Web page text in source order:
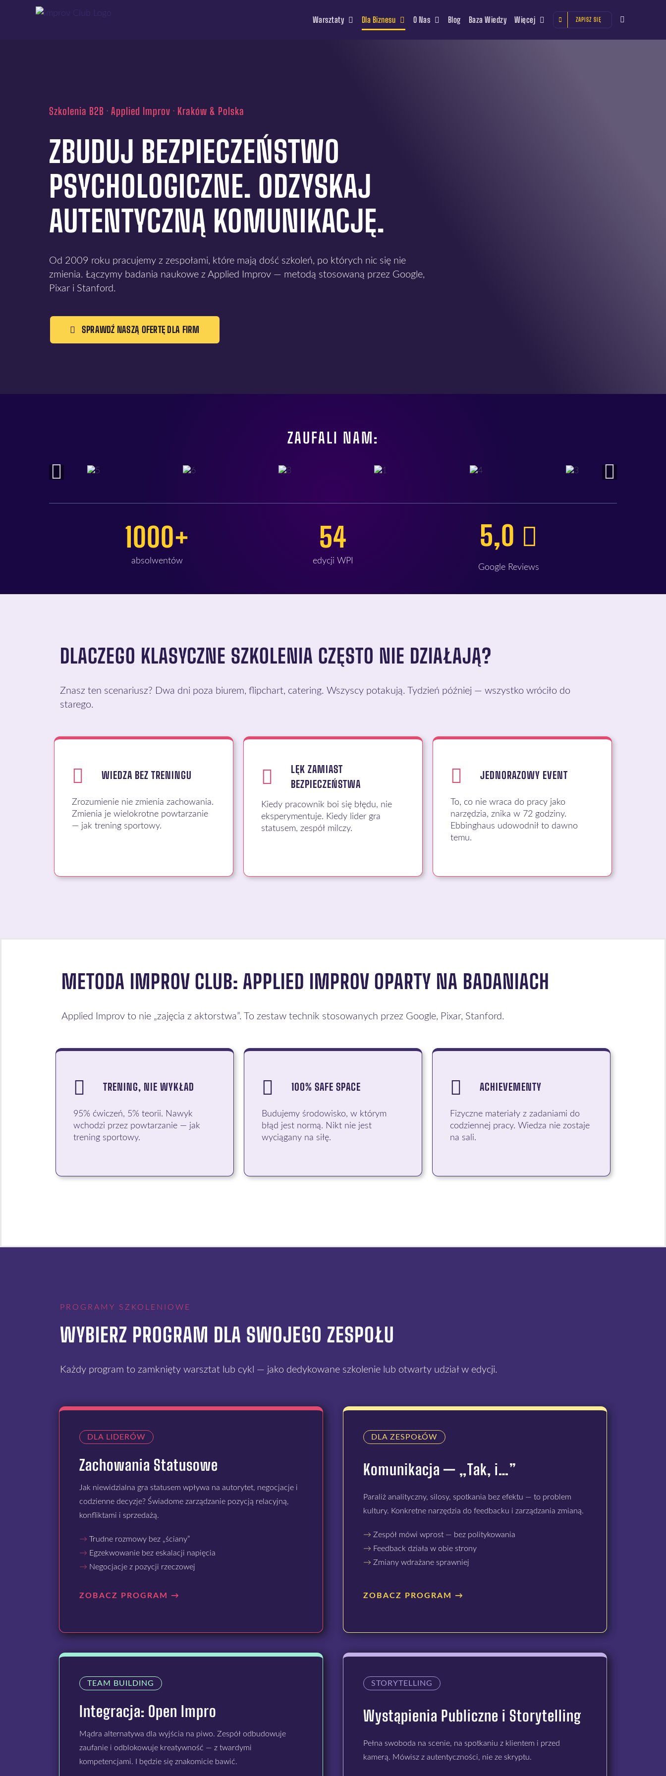
Warsztaty Dla Biznesu O Nas Blog Baza Wiedzy Więcej ZAPISZ SIĘ
Szkolenia B2B · Applied Improv · Kraków & Polska
ZBUDUJ BEZPIECZEŃSTWO
PSYCHOLOGICZNE. ODZYSKAJ
AUTENTYCZNĄ KOMUNIKACJĘ.
Od 2009 roku pracujemy z zespołami, które mają dość szkoleń, po których nic się nie
zmienia. Łączymy badania naukowe z Applied Improv — metodą stosowaną przez Google,
Pixar i Stanford.
SPRAWDŹ NASZĄ OFERTĘ DLA FIRM
ZAUFALI NAM:
1000+
absolwentów
54
edycji WPI
5,0
Google Reviews
DLACZEGO KLASYCZNE SZKOLENIA CZĘSTO NIE DZIAŁAJĄ?
Znasz ten scenariusz? Dwa dni poza biurem, flipchart, catering. Wszyscy potakują. Tydzień później — wszystko wróciło do
starego.
WIEDZA BEZ TRENINGU
Zrozumienie nie zmienia zachowania.
Zmienia je wielokrotne powtarzanie
— jak trening sportowy.
LĘK ZAMIAST
BEZPIECZEŃSTWA
Kiedy pracownik boi się błędu, nie
eksperymentuje. Kiedy lider gra
statusem, zespół milczy.
JEDNORAZOWY EVENT
To, co nie wraca do pracy jako
narzędzia, znika w 72 godziny.
Ebbinghaus udowodnił to dawno
temu.
METODA IMPROV CLUB: APPLIED IMPROV OPARTY NA BADANIACH
Applied Improv to nie „zajęcia z aktorstwa”. To zestaw technik stosowanych przez Google, Pixar, Stanford.
TRENING, NIE WYKŁAD
95% ćwiczeń, 5% teorii. Nawyk
wchodzi przez powtarzanie — jak
trening sportowy.
100% SAFE SPACE
Budujemy środowisko, w którym
błąd jest normą. Nikt nie jest
wyciągany na siłę.
ACHIEVEMENTY
Fizyczne materiały z zadaniami do
codziennej pracy. Wiedza nie zostaje
na sali.
PROGRAMY SZKOLENIOWE
WYBIERZ PROGRAM DLA SWOJEGO ZESPOŁU
Każdy program to zamknięty warsztat lub cykl — jako dedykowane szkolenie lub otwarty udział w edycji.
DLA LIDERÓW
Zachowania Statusowe
Jak niewidzialna gra statusem wpływa na autorytet, negocjacje i
codzienne decyzje? Świadome zarządzanie pozycją relacyjną,
konfliktami i sprzedażą.
→ Trudne rozmowy bez „ściany”
→ Egzekwowanie bez eskalacji napięcia
→ Negocjacje z pozycji rzeczowej
ZOBACZ PROGRAM →
DLA ZESPOŁÓW
Komunikacja — „Tak, i…”
Paraliż analityczny, silosy, spotkania bez efektu — to problem
kultury. Konkretne narzędzia do feedbacku i zarządzania zmianą.
→ Zespół mówi wprost — bez politykowania
→ Feedback działa w obie strony
→ Zmiany wdrażane sprawniej
ZOBACZ PROGRAM →
TEAM BUILDING
Integracja: Open Impro
Mądra alternatywa dla wyjścia na piwo. Zespół odbudowuje
zaufanie i odblokowuje kreatywność — z twardymi
kompetencjami. I będzie się znakomicie bawić.
STORYTELLING
Wystąpienia Publiczne i Storytelling
Pełna swoboda na scenie, na spotkaniu z klientem i przed
kamerą. Mówisz z autentyczności, nie ze skryptu.